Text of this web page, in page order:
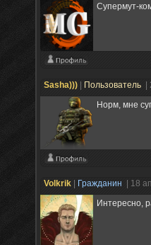
Супермут-
Sasha))) Пользователь
Норм, мне
Volkrik Гражданин
| 18
Интересно,